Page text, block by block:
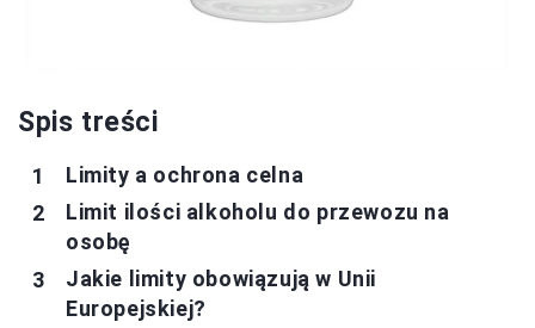
Spis treści
Limity a ochrona celna
Limit ilości alkoholu do przewozu na
osobę
Jakie limity obowiązują w Unii
Europejskiej?